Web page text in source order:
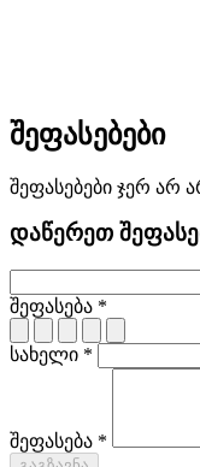
შეფასებები
შეფასებები ჯერ არ
დაწერეთ
შეფასება *
სახელი *
შეფასება *